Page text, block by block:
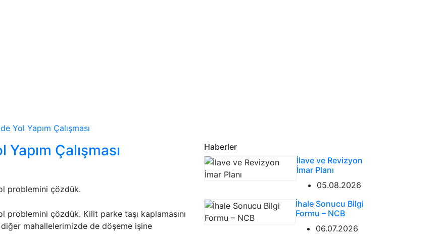
Yol Yapım Çalışması
Çalışması
problemini çözdük.
problemini çözdük. Kilit parke taşı kaplamasını
mahallelerimizde de döşeme işine
Haberler
İlave ve Revizyon
İmar Planı
05.08.2026
İhale Sonucu Bilgi
Formu – NCB
06.07.2026